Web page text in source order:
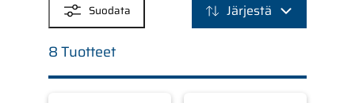
Suodata Järjestä
8 Tuotteet